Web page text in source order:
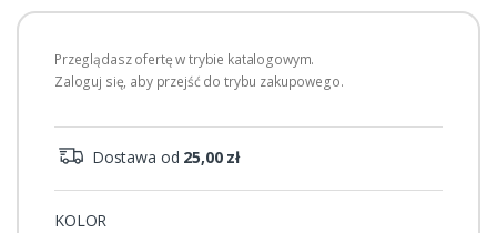
Przeglądasz ofertę w trybie katalogowym.
Zaloguj się, aby przejść do trybu zakupowego.
Dostawa od 25,00 zł
KOLOR